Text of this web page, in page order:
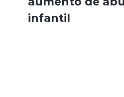
infantil